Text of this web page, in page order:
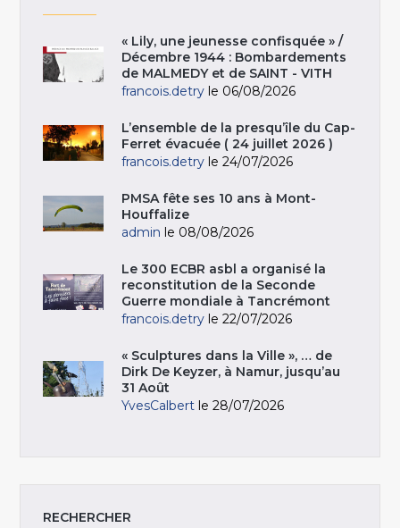
« Lily, une jeunesse confisquée » /
Décembre 1944 : Bombardements
de MALMEDY et de SAINT - VITH
francois.detry le 06/08/2026
L’ensemble de la presqu’île du Cap-
Ferret évacuée ( 24 juillet 2026 )
francois.detry le 24/07/2026
PMSA fête ses 10 ans à Mont-
Houffalize
admin le 08/08/2026
Le 300 ECBR asbl a organisé la
reconstitution de la Seconde
Guerre mondiale à Tancrémont
francois.detry le 22/07/2026
« Sculptures dans la Ville », … de
Dirk De Keyzer, à Namur, jusqu’au
31 Août
YvesCalbert le 28/07/2026
RECHERCHER